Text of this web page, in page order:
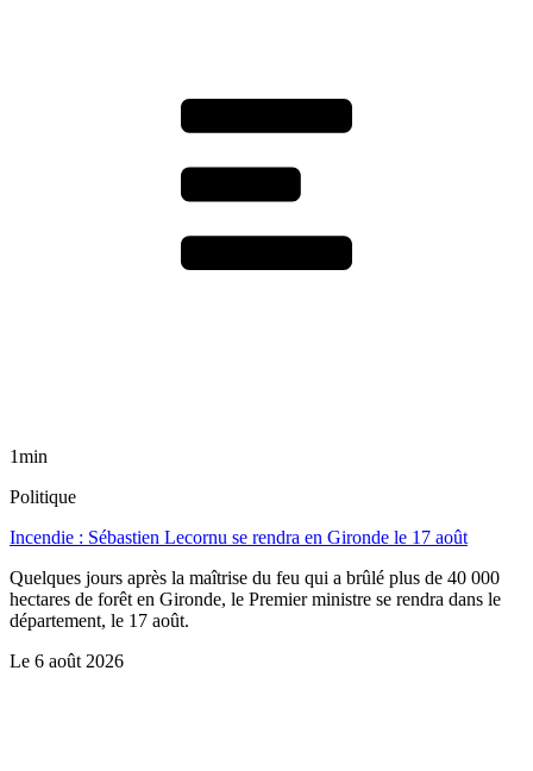
1min
Politique
Incendie : Sébastien Lecornu se rendra en Gironde le 17 août
Quelques jours après la maîtrise du feu qui a brûlé plus de 40 000
hectares de forêt en Gironde, le Premier ministre se rendra dans le
département, le 17 août.
Le 6 août 2026